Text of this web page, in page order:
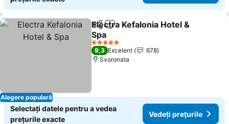
Alegere populară
DistribuițiAdăugaţi la favorite
Electra Kefalonia Hotel &
Spa
Vedeți prețurile
5 Stele
9,3 Excelent
678
Svoronata
Selectați datele pentru a vedea
prețurile exacte
Vedeți prețurile